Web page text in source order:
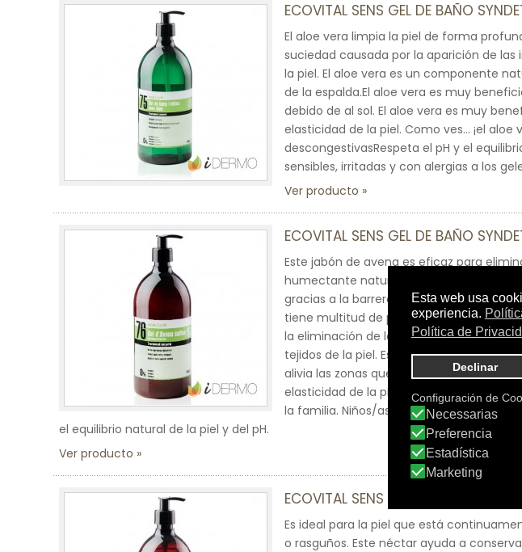
ECOVITAL SENS GEL DE BAÑO
El aloe vera limpia la piel de forma
suciedad causada por la aparición de las
la piel. El aloe vera es un componente
de la espalda.El aloe vera es muy
debido de al sol. El aloe vera es muy
elasticidad de la piel. Como ves… ¡el
descongestivasRespeta el pH y el
sensibles, irritadas y con alergias a los
Ver producto
ECOVITAL SENS GEL DE BAÑO
Este jabón de avena es eficaz para
humectante natural. La avena alivia el
gracias a la barrera natural que crea.
tiene multitud de propiedades: Limpia la
la eliminación de la suciedad causada
tejidos de la piel. Es un componente
alivia las zonas quemadas debido al sol.
elasticidad de la piel.Cómo puedes
la familia. Niños/as a partir de 1 año.
el equilibrio natural de la piel y del pH.
Ver producto
ECOVITAL SENS GEL DE BAÑO
Es ideal para la piel que está
o rasguños. Este néctar ayuda a